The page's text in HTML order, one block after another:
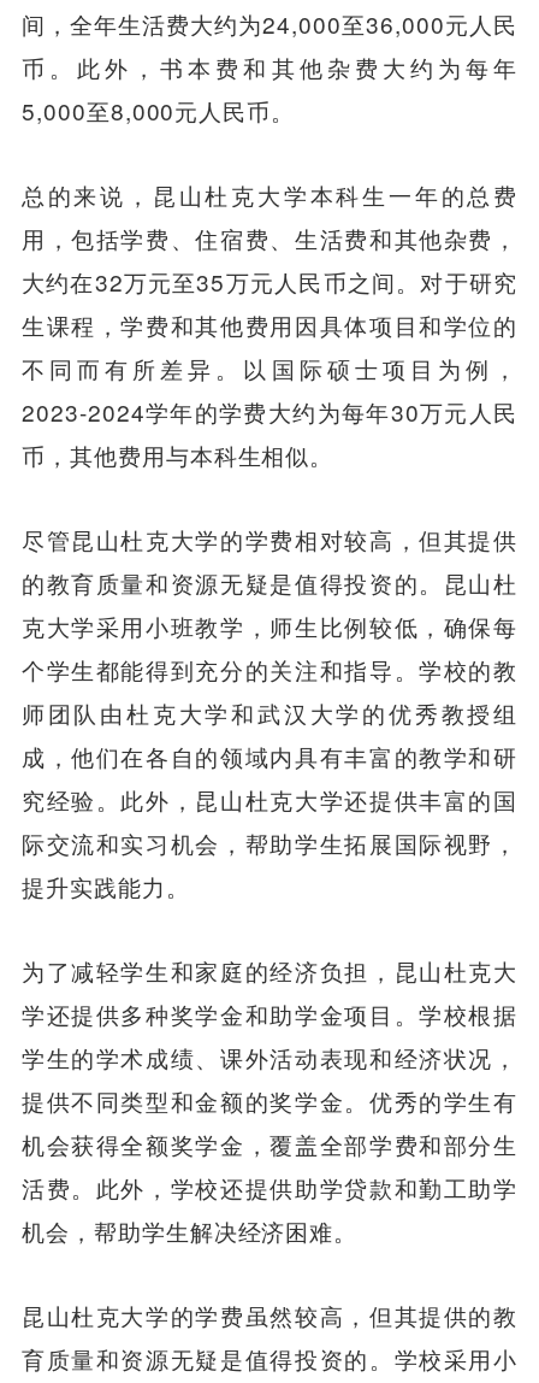
间，全年生活费大约为24,000至36,000元人民
币。此外，书本费和其他杂费大约为每年
5,000至8,000元人民币。
总的来说，昆山杜克大学本科生一年的总费
用，包括学费、住宿费、生活费和其他杂费，
大约在32万元至35万元人民币之间。对于研究
生课程，学费和其他费用因具体项目和学位的
不同而有所差异。以国际硕士项目为例，
2023-2024学年的学费大约为每年30万元人民
币，其他费用与本科生相似。
尽管昆山杜克大学的学费相对较高，但其提供
的教育质量和资源无疑是值得投资的。昆山杜
克大学采用小班教学，师生比例较低，确保每
个学生都能得到充分的关注和指导。学校的教
师团队由杜克大学和武汉大学的优秀教授组
成，他们在各自的领域内具有丰富的教学和研
究经验。此外，昆山杜克大学还提供丰富的国
际交流和实习机会，帮助学生拓展国际视野，
提升实践能力。
为了减轻学生和家庭的经济负担，昆山杜克大
学还提供多种奖学金和助学金项目。学校根据
学生的学术成绩、课外活动表现和经济状况，
提供不同类型和金额的奖学金。优秀的学生有
机会获得全额奖学金，覆盖全部学费和部分生
活费。此外，学校还提供助学贷款和勤工助学
机会，帮助学生解决经济困难。
昆山杜克大学的学费虽然较高，但其提供的教
育质量和资源无疑是值得投资的。学校采用小